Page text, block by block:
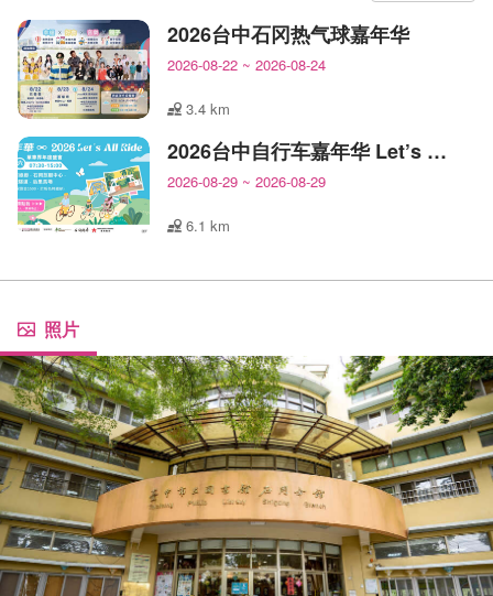
2026台中石冈热气球嘉年华
2026-08-22 ~ 2026-08-24
3.4 km
2026台中自行车嘉年华 Let’s All Ride!
2026-08-29 ~ 2026-08-29
6.1 km
照片